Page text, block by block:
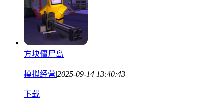
方块僵尸岛
模拟经营|2025-09-14 13:40:43
下载